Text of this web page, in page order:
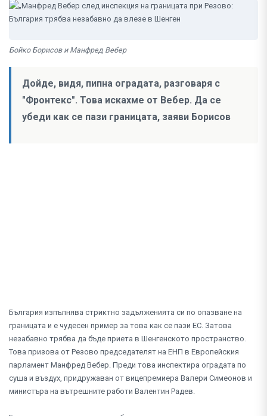
Бойко Борисов и Манфред Вебер
Дойде, видя, пипна оградата, разговаря с
"Фронтекс". Това искахме от Вебер. Да се
убеди как се пази границата, заяви Борисов
България изпълнява стриктно задълженията си по опазване на
границата и е чудесен пример за това как се пази ЕС. Затова
незабавно трябва да бъде приета в Шенгенското пространство.
Това призова от Резово председателят на ЕНП в Европейския
парламент Манфред Вебер. Преди това инспектира оградата по
суша и въздух, придружаван от вицепремиера Валери Симеонов и
министъра на вътрешните работи Валентин Радев.